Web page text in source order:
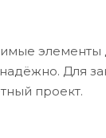
элементы
Для
проект.